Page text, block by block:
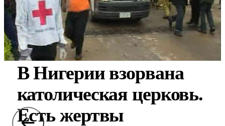
В Нигерии взорвана
католическая церковь.
Есть жертвы